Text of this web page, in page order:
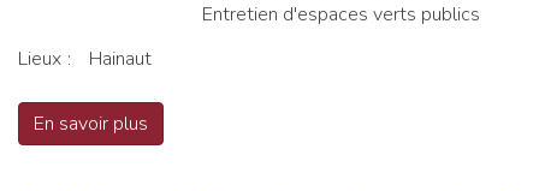
Entretien d'espaces verts publics
Lieux
Hainaut
En savoir plus